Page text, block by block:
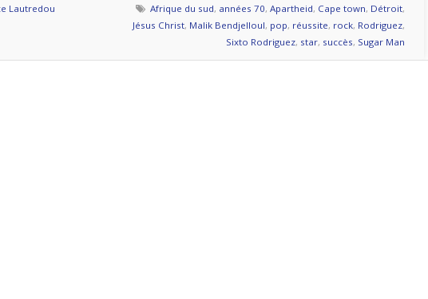
Lautredou
Afrique du sud, années 70, Apartheid, Cape town, Détroit,
Jésus Christ, Malik Bendjelloul, pop, réussite, rock, Rodriguez,
Sixto Rodriguez, star, succès, Sugar Man